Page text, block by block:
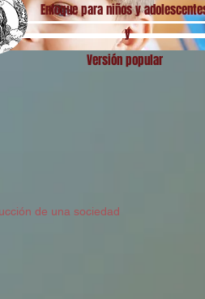
Enfoque para niños y
y
Versión popular
de una sociedad